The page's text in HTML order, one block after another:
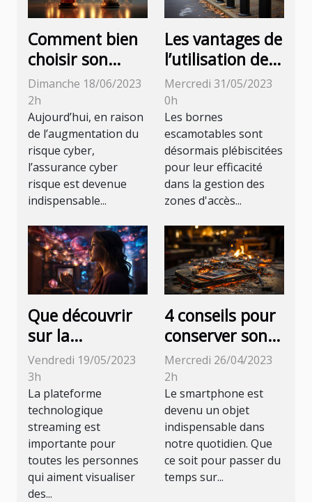
Comment bien
choisir son
assurance
cyber ?
Dimanche 18/06/2023
2h
Aujourd’hui, en raison
de l’augmentation du
risque cyber,
l’assurance cyber
risque est devenue
indispensable...
Les vantages de
l’utilisation des
bornes
escamotables :
une solution
pratique et
polyvalente
Mercredi 31/05/2023
0h
Les bornes
escamotables sont
désormais plébiscitées
pour leur efficacité
dans la gestion des
zones d'accès...
Que découvrir
sur la
plateforme
technologique
streaming ?
Vendredi 19/05/2023
3h
La plateforme
technologique
streaming est
importante pour
toutes les personnes
qui aiment visualiser
des...
4 conseils pour
conserver son
smartphone en
bon état
Mercredi 26/04/2023
2h
Le smartphone est
devenu un objet
indispensable dans
notre quotidien. Que
ce soit pour passer du
temps sur...